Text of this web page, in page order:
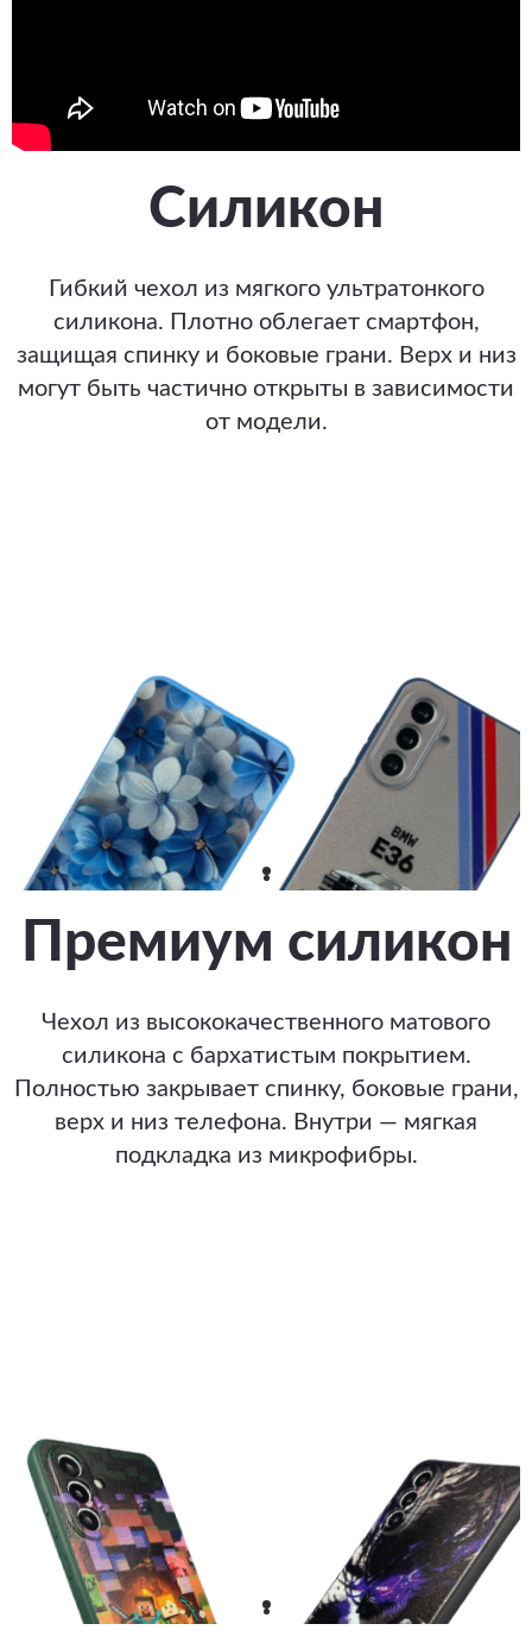
Силикон
Гибкий чехол из мягкого ультратонкого
силикона. Плотно облегает смартфон,
защищая спинку и боковые грани. Верх и низ
могут быть частично открыты в зависимости
от модели.
Премиум силикон
Чехол из высококачественного матового
силикона с бархатистым покрытием.
Полностью закрывает спинку, боковые грани,
верх и низ телефона. Внутри — мягкая
подкладка из микрофибры.